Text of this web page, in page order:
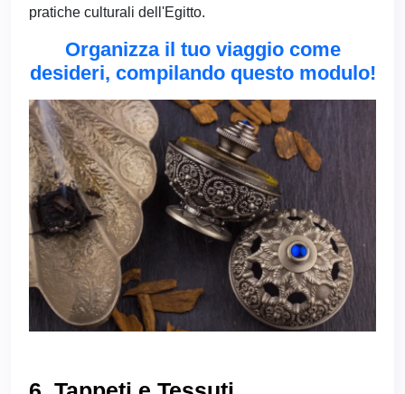
pratiche culturali dell'Egitto.
Organizza il tuo viaggio come
desideri, compilando questo modulo!